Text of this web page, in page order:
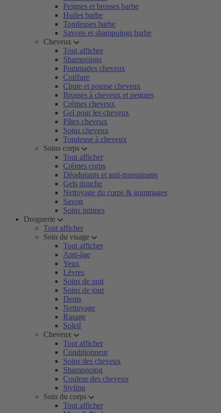
Peignes et brosses barbe
Huiles barbe
Tondeuses barbe
Savons et shampoings barbe
Cheveux
Tout afficher
Shampoings
Pommades cheveux
Coiffure
Chute et pousse cheveux
Brosses à cheveux et peignes
Crèmes cheveux
Gel pour les cheveux
Pâtes cheveux
Soins cheveux
Tondeuse à cheveux
Soins corps
Tout afficher
Crèmes corps
Déodorants et anti-transpirants
Gels douche
Nettoyage du corps & gommages
Savon
Soins intimes
Droguerie
Tout afficher
Soin du visage
Tout afficher
Anti-âge
Yeux
Lèvres
Soins de nuit
Soins de jour
Dents
Nettoyage
Rasage
Soleil
Cheveux
Tout afficher
Conditionneur
Soins des cheveux
Shampooing
Couleur des cheveux
Styling
Soin du corps
Tout afficher